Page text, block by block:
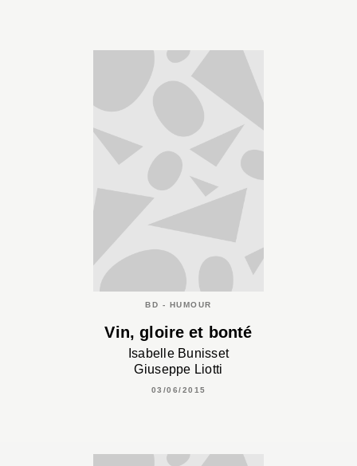
BD - HUMOUR
Vin, gloire et bonté
Isabelle Bunisset
Giuseppe Liotti
03/06/2015